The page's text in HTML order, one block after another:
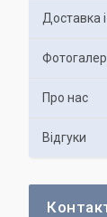
Доставка
Про нас
Відгуки